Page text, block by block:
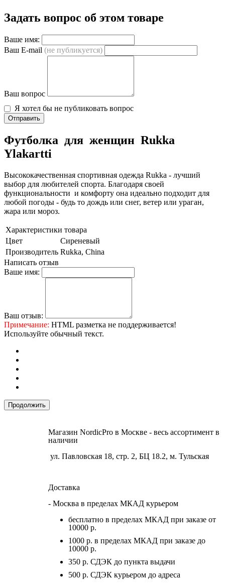
Задать вопрос об этом товаре
Ваше имя:
Ваш E-mail (не публикуется)
Ваш вопрос
Я хотел бы не публиковать вопрос
Отправить
Футболка для женщин Rukka
Ylakartti
Высококачественная спортивная одежда Rukka - лучший
выбор для любителей спорта. Благодаря своей
функциональности и комфорту она идеально подходит для
любой погоды - будь то дождь или снег, ветер или ураган,
жара или мороз.
Характеристики товара
Цвет
Сиреневый
Производитель Rukka, China
Написать отзыв
Ваше имя:
Ваш отзыв:
Примечание: HTML разметка не поддерживается!
Используйте обычный текст.
Продолжить
Магазин NordicPro в Москве - весь ассортимент в
наличии
ул. Павловская 18, стр. 2, БЦ 18.2, м. Тульская
Доставка
- Москва в пределах МКАД курьером
бесплатно в пределах МКАД при заказе от
10000 р.
1000 р. в пределах МКАД при заказе до
10000 р.
350 р. СДЭК до пункта выдачи
500 р. СДЭК курьером до адреса